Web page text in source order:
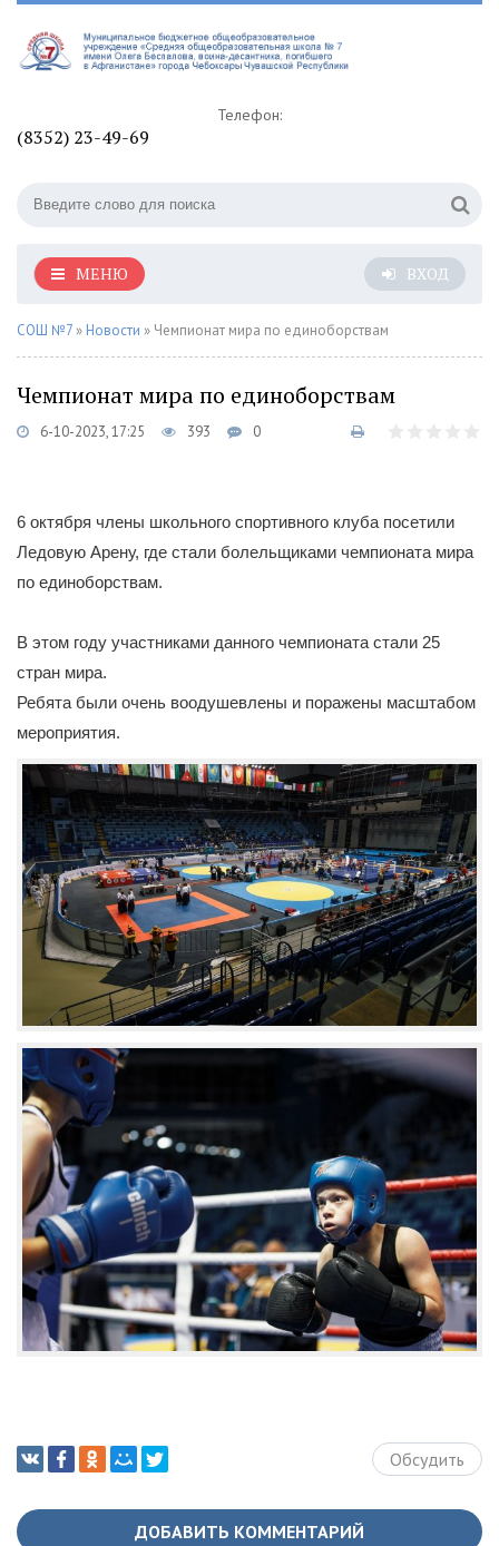
Телефон:
(8352) 23-49-69
ВХОД
МЕНЮ
СОШ №7 » Новости » Чемпионат мира по единоборствам
Чемпионат мира по единоборствам
6-10-2023, 17:25 393 0
6 октября члены школьного спортивного клуба посетили
Ледовую Арену, где стали болельщиками чемпионата мира
по единоборствам.
В этом году участниками данного чемпионата стали 25
стран мира.
Ребята были очень воодушевлены и поражены масштабом
мероприятия.
Обсудить
ДОБАВИТЬ КОММЕНТАРИЙ